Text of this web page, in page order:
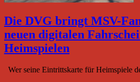
Die DVG bringt MSV-
neuen digitalen
Heimspielen
Wer seine Eintrittskarte für Heimspiele